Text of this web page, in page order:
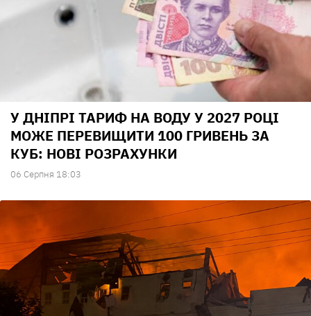
У ДНІПРІ ТАРИФ НА ВОДУ У 2027 РОЦІ
МОЖЕ ПЕРЕВИЩИТИ 100 ГРИВЕНЬ ЗА
КУБ: НОВІ РОЗРАХУНКИ
06 Серпня 18:03